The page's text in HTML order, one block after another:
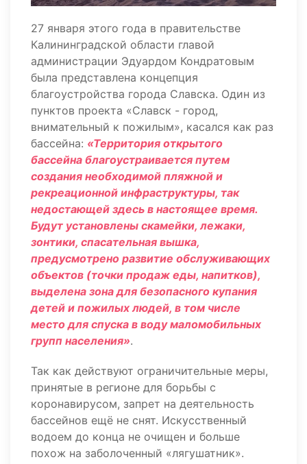
27 января этого года в правительстве
Калининградской области главой
администрации Эдуардом Кондратовым
была представлена концепция
благоустройства города Славска. Один из
пунктов проекта «Славск - город,
внимательный к пожилым», касался как раз
бассейна: «Территория открытого
бассейна благоустраивается путем
создания необходимой пляжной и
рекреационной инфраструктуры, так
недостающей здесь в настоящее время.
Будут установлены скамейки, лежаки,
зонтики, спасательная вышка,
предусмотрено развитие обслуживающих
объектов (точки продаж еды, напитков),
выделена зона для безопасного купания
детей и пожилых людей, в том числе
место для спуска в воду маломобильных
групп населения».
Так как действуют ограничительные меры,
принятые в регионе для борьбы с
коронавирусом, запрет на деятельность
бассейнов ещё не снят. Искусственный
водоем до конца не очищен и больше
похож на заболоченный «лягушатник».